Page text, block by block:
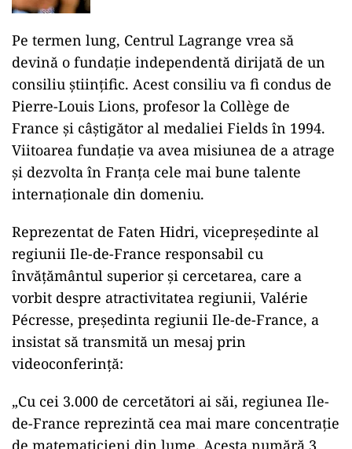
Pe termen lung, Centrul Lagrange vrea să
devină o fundație independentă dirijată de un
consiliu științific. Acest consiliu va fi condus de
Pierre-Louis Lions, profesor la Collège de
France și câștigător al medaliei Fields în 1994.
Viitoarea fundație va avea misiunea de a atrage
și dezvolta în Franța cele mai bune talente
internaționale din domeniu.
Reprezentat de Faten Hidri, vicepreședinte al
regiunii Ile-de-France responsabil cu
învățământul superior și cercetarea, care a
vorbit despre atractivitatea regiunii, Valérie
Pécresse, președinta regiunii Ile-de-France, a
insistat să transmită un mesaj prin
videoconferință:
„Cu cei 3.000 de cercetători ai săi, regiunea Ile-
de-France reprezintă cea mai mare concentrație
de matematicieni din lume. Acesta numără 3